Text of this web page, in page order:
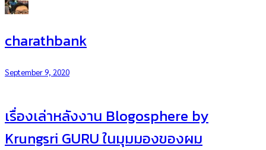
charathbank
September 9, 2020
เรื่องเล่าหลังงาน Blogosphere by
Krungsri GURU ในมุมมองของผม